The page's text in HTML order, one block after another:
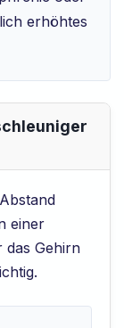
erhöhtes
einer
das Gehirn